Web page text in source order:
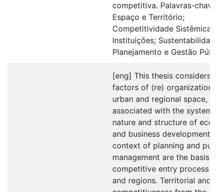
competitiva. Palavras-
Espaço e Território;
Competitividade Sistêmica;
Instituições;
Planejamento e Gestão
[eng] This thesis considers
factors of (re) organization
urban and regional space,
associated with the
nature and structure of
and business development
context of planning and
management are the basis
competitive entry process
and regions. Territorial and